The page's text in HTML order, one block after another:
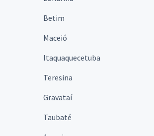
Betim
Maceió
Itaquaquecetuba
Teresina
Gravataí
Taubaté